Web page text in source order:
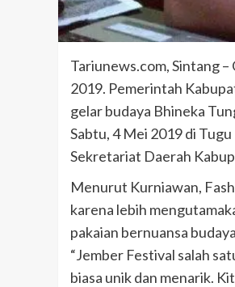
Tariunews.com, Sintang
2019. Pemerintah
gelar budaya Bhineka
Sabtu, 4 Mei 2019 di
Sekretariat Daerah
Menurut Kurniawan,
karena lebih
pakaian bernuansa
“Jember Festival salah
biasa unik dan menarik.